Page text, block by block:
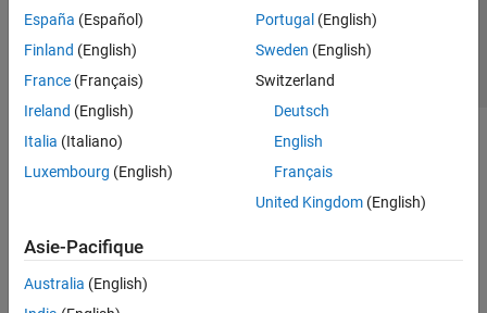
España (Español)
Finland (English)
France (Français)
Ireland (English)
Italia (Italiano)
Luxembourg (English)
Portugal (English)
Sweden (English)
Switzerland
Deutsch
English
Français
United Kingdom(English)
Asie-Pacifique
Australia (English)